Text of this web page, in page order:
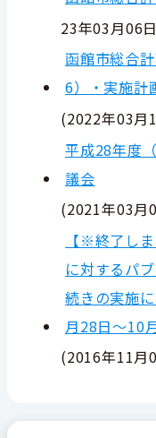
23年03月06
函館市総合
6）・実施計
(2022年03月
平成28年度
議会
(2021年03月
【※終了し
に対するパ
続きの実施
月28日～10
(2016年11月